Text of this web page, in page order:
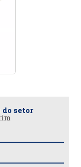
setor